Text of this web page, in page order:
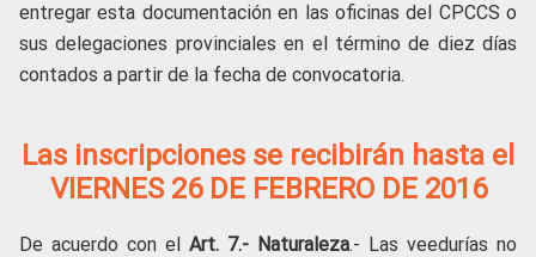
entregar esta documentación en las oficinas del CPCCS o
sus delegaciones provinciales en el término de diez días
contados a partir de la fecha de convocatoria.
Las inscripciones se recibirán hasta el
VIERNES 26 DE FEBRERO DE 2016
De acuerdo con el Art. 7.- Naturaleza.- Las veedurías no